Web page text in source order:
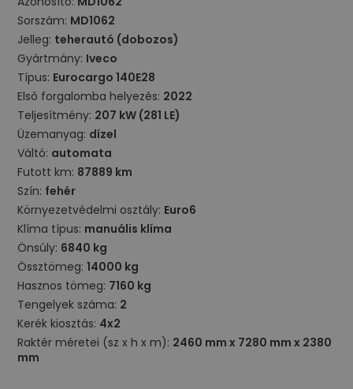
Sorszám: MD1062
Jelleg: teherautó (dobozos)
Gyártmány: Iveco
Típus: Eurocargo 140E28
Első forgalomba helyezés: 2022
Teljesítmény: 207 kW (281 LE)
Üzemanyag: dízel
Váltó: automata
Futott km: 87889 km
Szín: fehér
Környezetvédelmi osztály: Euro6
Klíma típus: manuális klíma
Önsúly: 6840 kg
Össztömeg:14000 kg
Hasznos tömeg: 7160 kg
Tengelyek száma: 2
Kerék kiosztás: 4x2
Raktér méretei (sz x h x m): 2460 mm x 7280 mm x 2380
mm